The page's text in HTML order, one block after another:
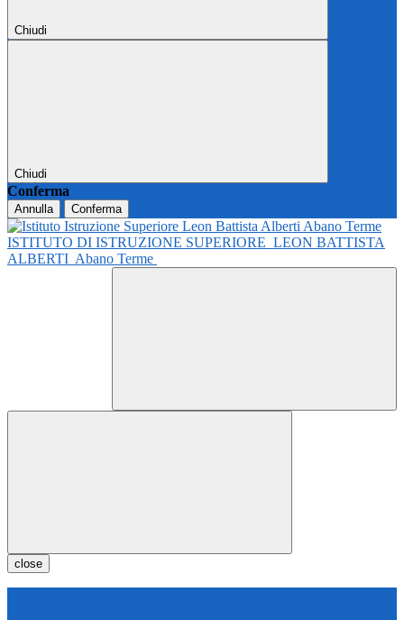
Chiudi
Chiudi
Conferma
Annulla Conferma
ISTITUTO DI ISTRUZIONE SUPERIORE LEON BATTISTA
ALBERTI Abano Terme
close